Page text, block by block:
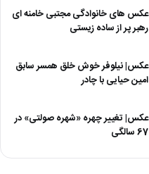
عکس های خانوادگی مجتبی خامنه ای
رهبر پر از ساده زیستی
عکس| نیلوفر خوش خلق همسر سابق
امین حیایی با چادر
عکس| تغییر چهره «شهره صولتی» در
67 سالگی